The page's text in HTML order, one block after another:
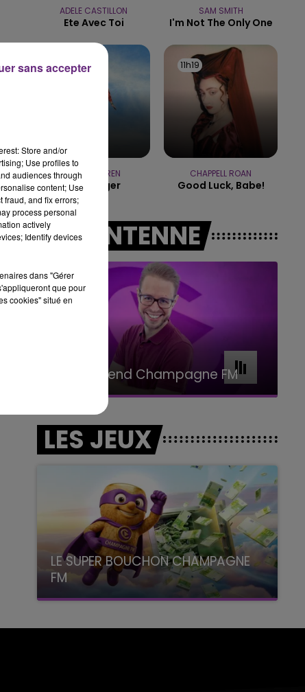
ADELE CASTILLON
Ete Avec Toi
SAM SMITH
I'm Not The Only One
11h22
11h22
ALEX WARREN
Passenger
11h19
11h19
CHAPPELL ROAN
Good Luck, Babe!
A L'ANTENNE
Le week-end Champagne FM
LES JEUX
LE SUPER BOUCHON CHAMPAGNE
FM
avec La Famille Champagne FM, à 8H10
Store and/or
Use profiles to
audiences through
content; Use
fraud, and fix errors;
process personal
actively
Identify devices
dans "Gérer
que pour
cookies" situé en
sans accepter